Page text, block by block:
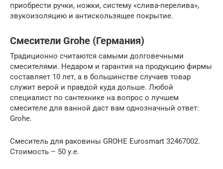
приобрести ручки, ножки, систему «слива-перелива»,
звукоизоляцию и антискользящее покрытие.
Смесители Grohe (Германия)
Традиционно считаются самыми долговечными
смесителями. Недаром и гарантия на продукцию фирмы
составляет 10 лет, а в большинстве случаев товар
служит верой и правдой куда дольше. Любой
специалист по сантехнике на вопрос о лучшем
смесителе для ванной даст вам однозначный ответ:
Grohe.
Смеситель для раковины GROHE Eurosmart 32467002.
Стоимость – 50 у.е.